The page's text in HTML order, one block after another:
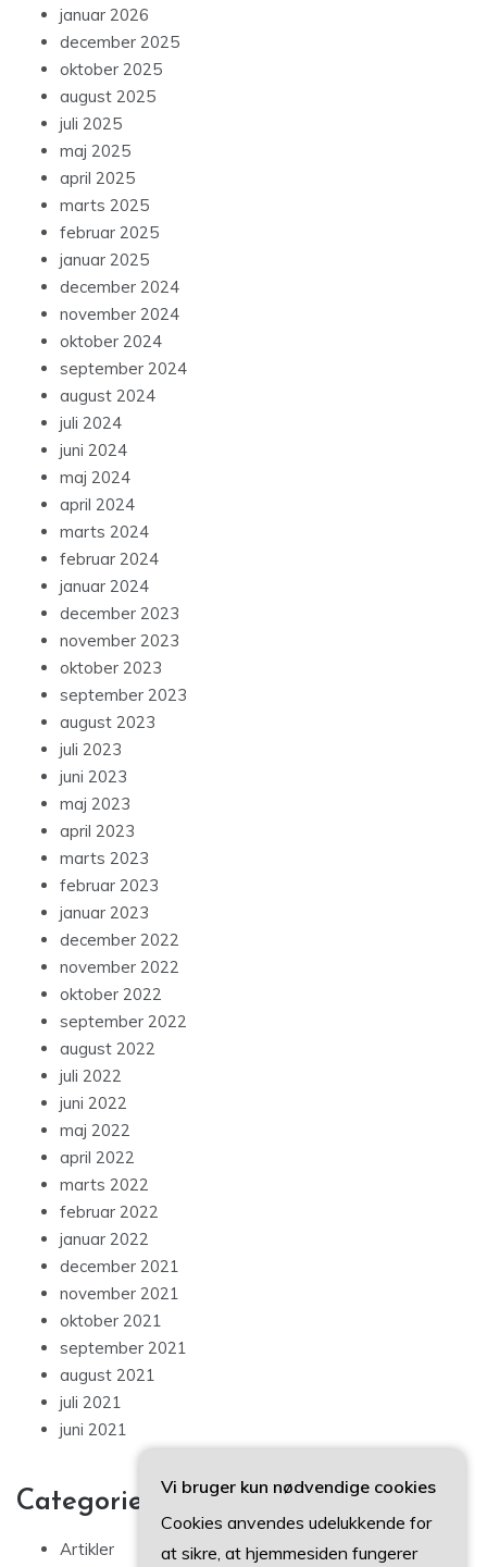
januar 2026
december 2025
oktober 2025
august 2025
juli 2025
maj 2025
april 2025
marts 2025
februar 2025
januar 2025
december 2024
november 2024
oktober 2024
september 2024
august 2024
juli 2024
juni 2024
maj 2024
april 2024
marts 2024
februar 2024
januar 2024
december 2023
november 2023
oktober 2023
september 2023
august 2023
juli 2023
juni 2023
maj 2023
april 2023
marts 2023
februar 2023
januar 2023
december 2022
november 2022
oktober 2022
september 2022
august 2022
juli 2022
juni 2022
maj 2022
april 2022
marts 2022
februar 2022
januar 2022
december 2021
november 2021
oktober 2021
september 2021
august 2021
juli 2021
juni 2021
Categories
Artikler
Vi bruger kun nødvendige cookies
Cookies anvendes udelukkende for
at sikre, at hjemmesiden fungerer